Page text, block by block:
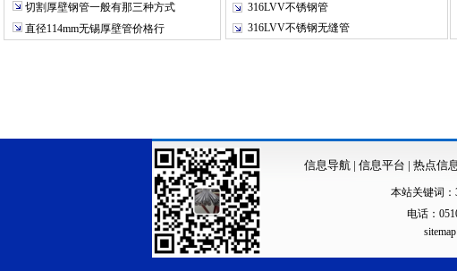
切割厚壁钢管一般有那三种方式
直径114mm无锡厚壁管价格行
316LVV不锈钢管
316LVV不锈钢无缝管
信息导航| 信息平台 | 热点信
本站关键词：
电话：
sitemap